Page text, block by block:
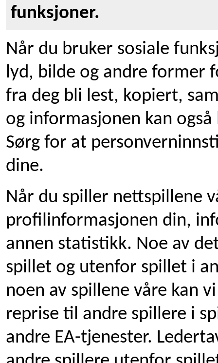
funksjoner.
Når du bruker sosiale
lyd, bilde og andre former
fra deg bli lest, kopiert,
og informasjonen kan
Sørg for at
dine.
Når du spiller nettspillene
profilinformasjonen din,
annen statistikk. Noe av
spillet og utenfor spillet i
noen av spillene våre kan
reprise til andre spillere i
andre EA-tjenester.